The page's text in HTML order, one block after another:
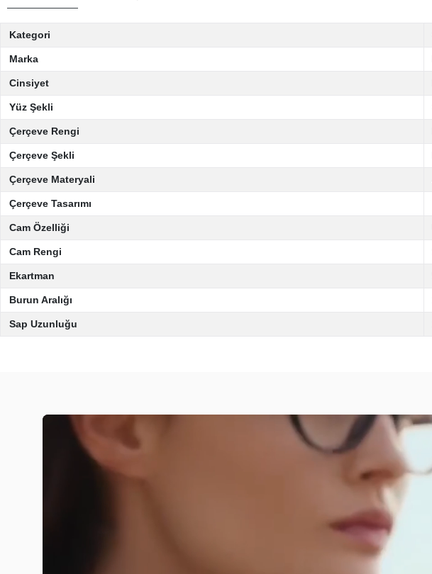
Kategori
Marka
Cinsiyet
Yüz Şekli
Çerçeve Rengi
Çerçeve Şekli
Çerçeve Materyali
Çerçeve Tasarımı
Cam Özelliği
Cam Rengi
Ekartman
Burun Aralığı
Sap Uzunluğu